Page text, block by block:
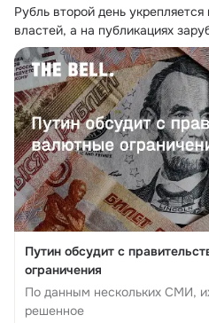
Рубль второй день
властей, а на публикациях
Путин обсудит с
ограничения
По данным нескольких СМИ,
решенное